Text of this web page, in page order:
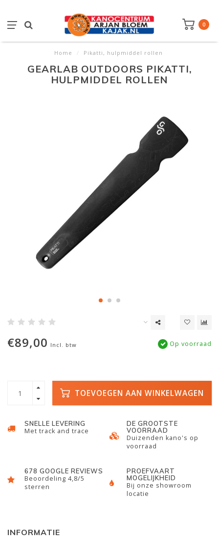
0
Home / Pikatti, hulpmiddel rollen
GEARLAB OUTDOORS PIKATTI,
HULPMIDDEL ROLLEN
€89,00 Incl. btw Op voorraad
TOEVOEGEN AAN WINKELWAGEN
SNELLE LEVERING
Met track and trace
DE GROOTSTE
VOORRAAD
Duizenden kano's op
voorraad
678 GOOGLE REVIEWS
Beoordeling 4,8/5
sterren
PROEFVAART
MOGELIJKHEID
Bij onze showroom
locatie
INFORMATIE